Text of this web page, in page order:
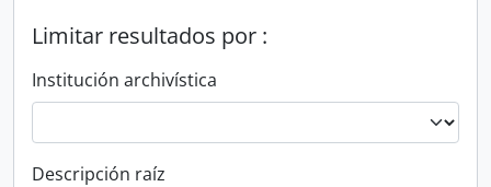
Limitar resultados por :
Institución archivística
Descripción raíz